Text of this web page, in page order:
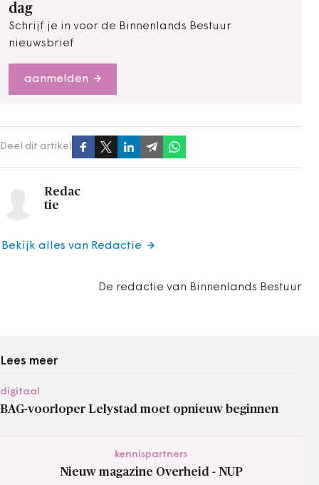
dag
Schrijf je in voor de Binnenlands Bestuur
nieuwsbrief
aanmelden
Deel dit artikel
Redac
tie
De redactie van Binnenlands Bestuur
Bekijk alles van Redactie
Lees meer
digitaal
BAG-voorloper Lelystad moet opnieuw beginnen
kennispartners
Nieuw magazine Overheid - NUP